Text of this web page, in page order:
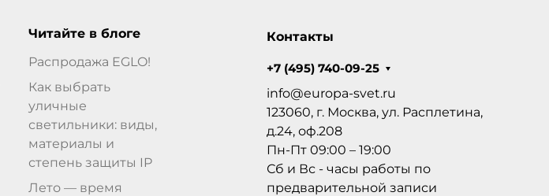
Читайте в блоге
Распродажа EGLO!
Как выбрать
уличные
светильники: виды,
материалы и
степень защиты IP
Лето — время
Контакты
+7 (495) 740-09-25
info@europa-svet.ru
123060, г. Москва, ул. Расплетина,
д.24, оф.208
Пн-Пт 09:00 – 19:00
Сб и Вс - часы работы по
предварительной записи